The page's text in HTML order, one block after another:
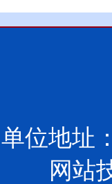
单位地址
网站